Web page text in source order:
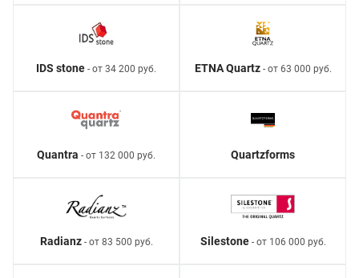
IDS stone - от 34 200 руб. ETNA Quartz- от 63 000 руб.
Quantra - от 132 000 руб. Quartzforms
Radianz- от 83 500 руб. Silestone- от 106 000 руб.